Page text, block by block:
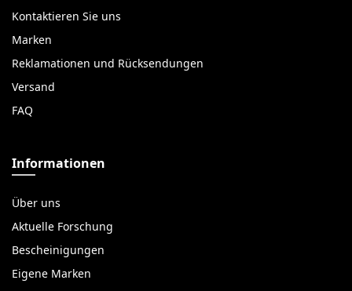
Kontaktieren Sie uns
Marken
Reklamationen und Rücksendungen
Versand
FAQ
Informationen
Über uns
Aktuelle Forschung
Bescheinigungen
Eigene Marken